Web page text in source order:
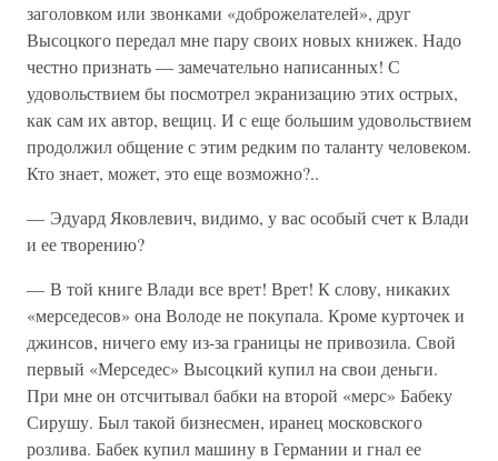
заголовком или звонками «доброжелателей», друг
Высоцкого передал мне пару своих новых книжек. Надо
честно признать — замечательно написанных! С
удовольствием бы посмотрел экранизацию этих острых,
как сам их автор, вещиц. И с еще большим удовольствием
продолжил общение с этим редким по таланту человеком.
Кто знает, может, это еще возможно?..
— Эдуард Яковлевич, видимо, у вас особый счет к Влади
и ее творению?
— В той книге Влади все врет! Врет! К слову, никаких
«мерседесов» она Володе не покупала. Кроме курточек и
джинсов, ничего ему из-за границы не привозила. Свой
первый «Мерседес» Высоцкий купил на свои деньги.
При мне он отсчитывал бабки на второй «мерс» Бабеку
Сирушу. Был такой бизнесмен, иранец московского
розлива. Бабек купил машину в Германии и гнал ее